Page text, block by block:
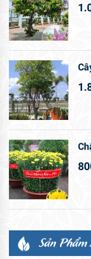
Sản Phẩm